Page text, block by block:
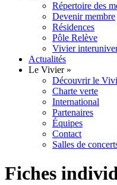
Répertoire des
Devenir membre
Résidences
Pôle Relève
Vivier
Actualités
Le Vivier»
Découvrir le
Charte verte
International
Partenaires
Équipes
Contact
Salles de
Fiches